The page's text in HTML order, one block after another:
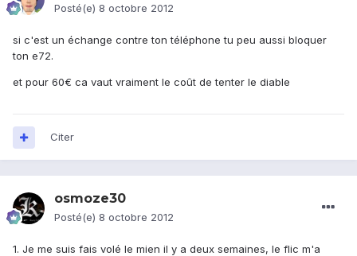
Posté(e) 8 octobre 2012
si c'est un échange contre ton téléphone tu peu aussi bloquer
ton e72.
et pour 60€ ca vaut vraiment le coût de tenter le diable
Citer
osmoze30
Posté(e) 8 octobre 2012
1. Je me suis fais volé le mien il y a deux semaines, le flic m'a